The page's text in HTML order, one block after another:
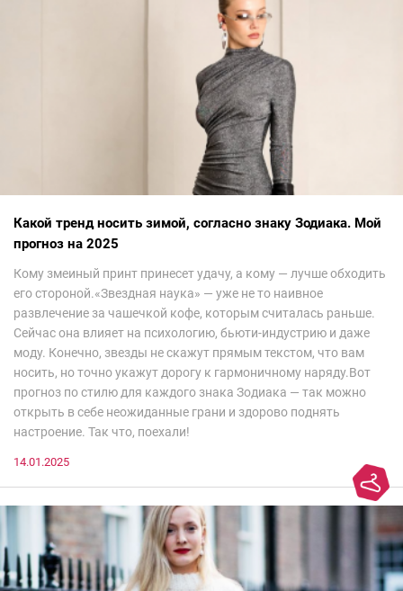
Какой тренд носить зимой, согласно знаку Зодиака. Мой
прогноз на 2025
Кому змеиный принт принесет удачу, а кому — лучше обходить
его стороной.«Звездная наука» — уже не то наивное
развлечение за чашечкой кофе, которым считалась раньше.
Сейчас она влияет на психологию, бьюти-индустрию и даже
моду. Конечно, звезды не скажут прямым текстом, что вам
носить, но точно укажут дорогу к гармоничному наряду.Вот
прогноз по стилю для каждого знака Зодиака — так можно
открыть в себе неожиданные грани и здорово поднять
настроение. Так что, поехали!
14.01.2025